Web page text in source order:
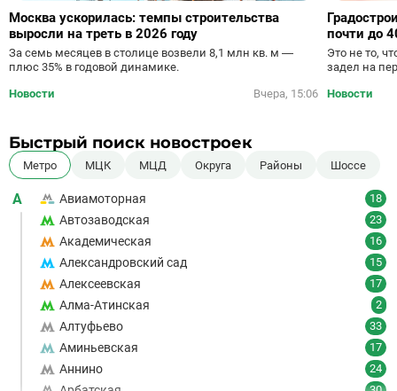
Москва ускорилась: темпы строительства
выросли на треть в 2026 году
За семь месяцев в столице возвели 8,1 млн кв. м —
плюс 35% в годовой динамике.
Новости
Вчера, 15:06
почти до
Это не то,
задел на
Новости
Быстрый поиск новостроек
Метро МЦК МЦД Округа Районы Шоссе
А Авиамоторная 18
Автозаводская 23
Академическая 16
Александровский сад 15
Алексеевская 17
Алма-Атинская 2
Алтуфьево 33
Аминьевская 17
Аннино 24